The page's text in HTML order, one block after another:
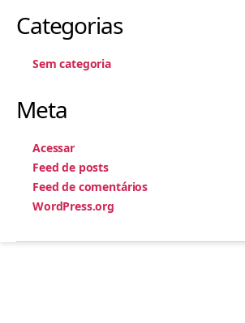
Categorias
Sem categoria
Meta
Acessar
Feed de posts
Feed de comentários
WordPress.org